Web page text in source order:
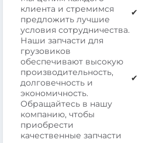
клиента и стремимся
предложить лучшие
условия сотрудничества.
Наши запчасти для
грузовиков
обеспечивают высокую
производительность,
долговечность и
экономичность.
Обращайтесь в нашу
компанию, чтобы
приобрести
качественные запчасти